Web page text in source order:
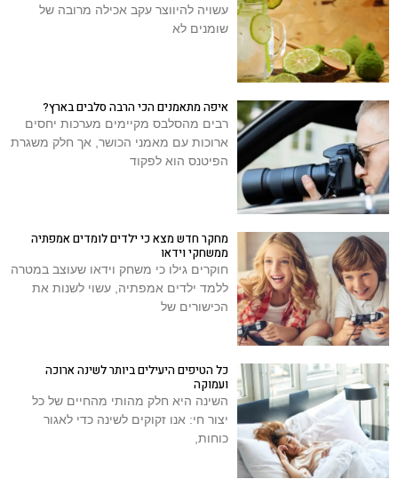
עשויה להיווצר עקב אכילה מרובה של
שומנים לא
איפה מתאמנים הכי הרבה סלבים בארץ?
רבים מהסלבס מקיימים מערכות יחסים
ארוכות עם מאמני הכושר, אך חלק משגרת
הפיטנס הוא לפקוד
מחקר חדש מצא כי ילדים לומדים אמפתיה
ממשחקי וידאו
חוקרים גילו כי משחק וידאו שעוצב במטרה
ללמד ילדים אמפתיה, עשוי לשנות את
הכישורים של
כל הטיפים היעילים ביותר לשינה ארוכה
ועמוקה
השינה היא חלק מהותי מהחיים של כל
יצור חי: אנו זקוקים לשינה כדי לאגור
כוחות,